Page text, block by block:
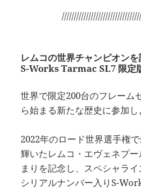
レムコの世界チャンピオン
S-Works Tarmac SL7 限定
世界で限定200台のフレーム
ら始まる新たな歴史に参加し
2022年のロード世界選手権
輝いたレムコ・エヴェネプ
まりを記念し、スペシャラ
シリアルナンバー入りS-